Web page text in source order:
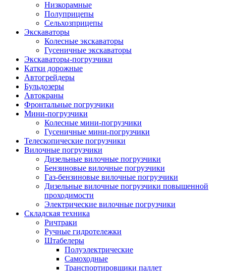
Низкорамные
Полуприцепы
Сельхозприцепы
Экскаваторы
Колесные экскаваторы
Гусеничные экскаваторы
Экскаваторы-погрузчики
Катки дорожные
Автогрейдеры
Бульдозеры
Автокраны
Фронтальные погрузчики
Мини-погрузчики
Колесные мини-погрузчики
Гусеничные мини-погрузчики
Телескопические погрузчики
Вилочные погрузчики
Дизельные вилочные погрузчики
Бензиновые вилочные погрузчики
Газ-бензиновые вилочные погрузчики
Дизельные вилочные погрузчики повышенной
проходимости
Электрические вилочные погрузчики
Складская техника
Ричтраки
Ручные гидротележки
Штабелеры
Полуэлектрические
Самоходные
Транспортировщики паллет